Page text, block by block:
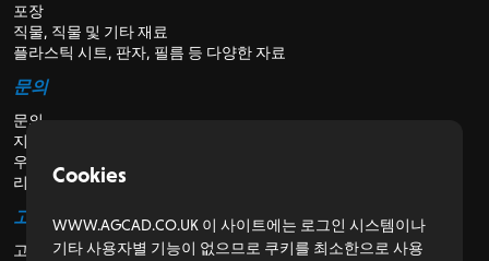
포장
직물, 직물 및 기타 재료
플라스틱 시트, 판자, 필름 등 다양한 자료
문의
문의
지원
우리에 관해서
리셀러의 경우
고객용
고객 포털
Cookies
WWW.AGCAD.CO.UK 이 사이트에는 로그인 시스템이나
기타 사용자별 기능이 없으므로 쿠키를 최소한으로 사용